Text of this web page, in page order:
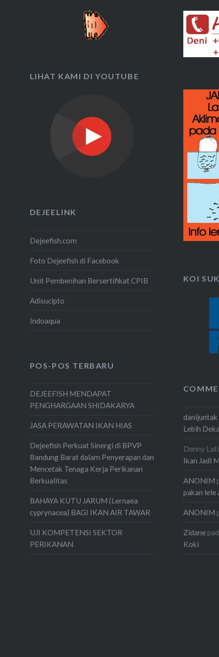
LIHAT KAMI DI YOUTUBE
DEJEELINK
Dejeefish.com
Foto Dejeefish di Facebook
Unit Pembenihan Bersertifikat CPIB
Adisucipto
Indoaqua
KOI
POS-POS TERBARU
DEJEEFISH MENDAPAT
PENGHARGAAN SHIDAKARYA
JASA PERAWATAN IKAN HIAS
Dejeefish Perkuat Sinergi di BPVP
Bandung Barat dalam Penyerapan dan
Mencetak Tenaga Kerja Perikanan
Berkualitas
BAHAYA KUTU JARUM (Lernaea
cyprynacea) BAGI IKAN AIR TAWAR
UJI KOMPETENSI SEKTOR
PERIKANAN
danijuntak
Lebih
Denny
Ikan Jadi
ANONIM
pakan
ANONIM
Zidane
Koki